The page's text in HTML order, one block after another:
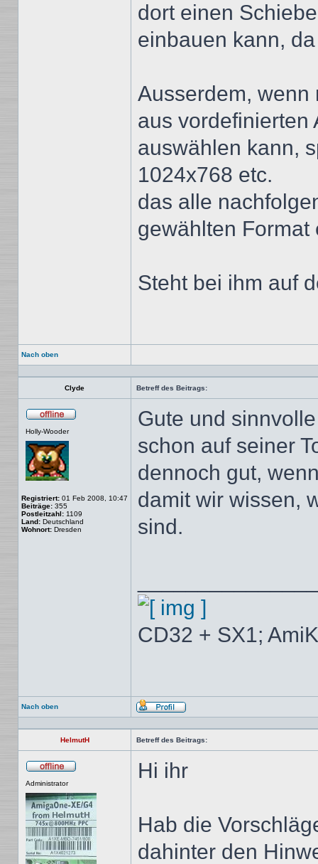
dort einen
einbauen kann,
Ausserdem, wenn
aus vordefinierten
auswählen kann,
1024x768 etc.
das alle
gewählten Format
Steht bei ihm auf
Nach oben
Clyde Betreff des Beitrags:
Holly-Wooder
Registriert: 01 Feb 2008, 10:47
Beiträge: 355
Postleitzahl: 1109
Land: Deutschland
Wohnort: Dresden
Gute und
schon auf seiner
dennoch gut,
damit wir wissen,
sind.
CD32 + SX1;
Nach oben
Profil
HelmutH Betreff des Beitrags:
Administrator
Hi ihr
Hab die
dahinter den